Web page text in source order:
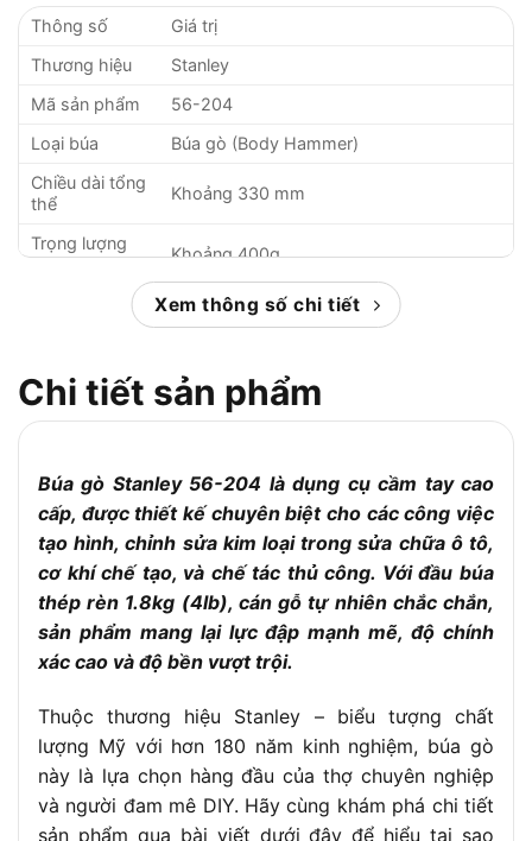
Thông số
Giá trị
Thương hiệu
Stanley
Mã sản phẩm
56-204
Loại búa
Búa gò (Body Hammer)
Chiều dài tổng
thể
Khoảng 330 mm
Trọng lượng
đầu búa
Khoảng 400g
Khoảng 600g – 700g (tùy lô sản xuất)
búa
Thép carbon tôi luyện, chống mài mòn
Gỗ cứng hoặc nhựa tổng hợp chịu lực (tùy
Kiểu đầu búa
Một đầu tròn nhẵn – Một đầu phẳng
Mục đích sử
dụng
Gò thân xe, nắn tôn, làm đồng, sửa chữa
bề mặt kim loại
Tiêu chuẩn
sản xuất
ANSI (Mỹ) – Độ cứng và cân bằng đạt
chuẩn công nghiệp
Ưu điểm
Cân bằng tốt, cầm chắc tay, chịu va đập
mạnh
Ứng dụng phổ
biến
Gara ô tô, xưởng cơ khí, công nghiệp sửa
chữa máy móc
Xem thông số chi tiết
Chi tiết sản phẩm
Búa gò Stanley 56-204 là dụng cụ cầm tay cao
cấp, được thiết kế chuyên biệt cho các công việc
tạo hình, chỉnh sửa kim loại trong sửa chữa ô tô,
cơ khí chế tạo, và chế tác thủ công. Với đầu búa
thép rèn 1.8kg (4lb), cán gỗ tự nhiên chắc chắn,
sản phẩm mang lại lực đập mạnh mẽ, độ chính
xác cao và độ bền vượt trội.
Thuộc thương hiệu Stanley – biểu tượng chất
lượng Mỹ với hơn 180 năm kinh nghiệm, búa gò
này là lựa chọn hàng đầu của thợ chuyên nghiệp
và người đam mê DIY. Hãy cùng khám phá chi tiết
sản phẩm qua bài viết dưới đây để hiểu tại sao